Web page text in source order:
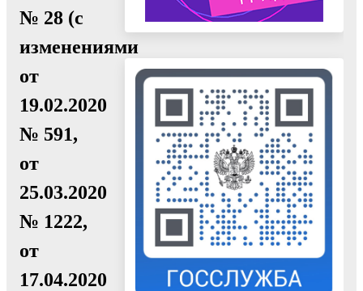
№ 28 (с
изменениями
от
19.02.2020
№ 591,
от
25.03.2020
№ 1222,
от
17.04.2020